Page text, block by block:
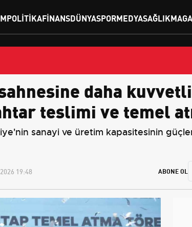
POLITIKAFINANSDÜNYASPORMEDYASAĞLIK
daha
teslimi ve temel
sanayi ve üretim kapasitesinin
19:48 ABONE OL